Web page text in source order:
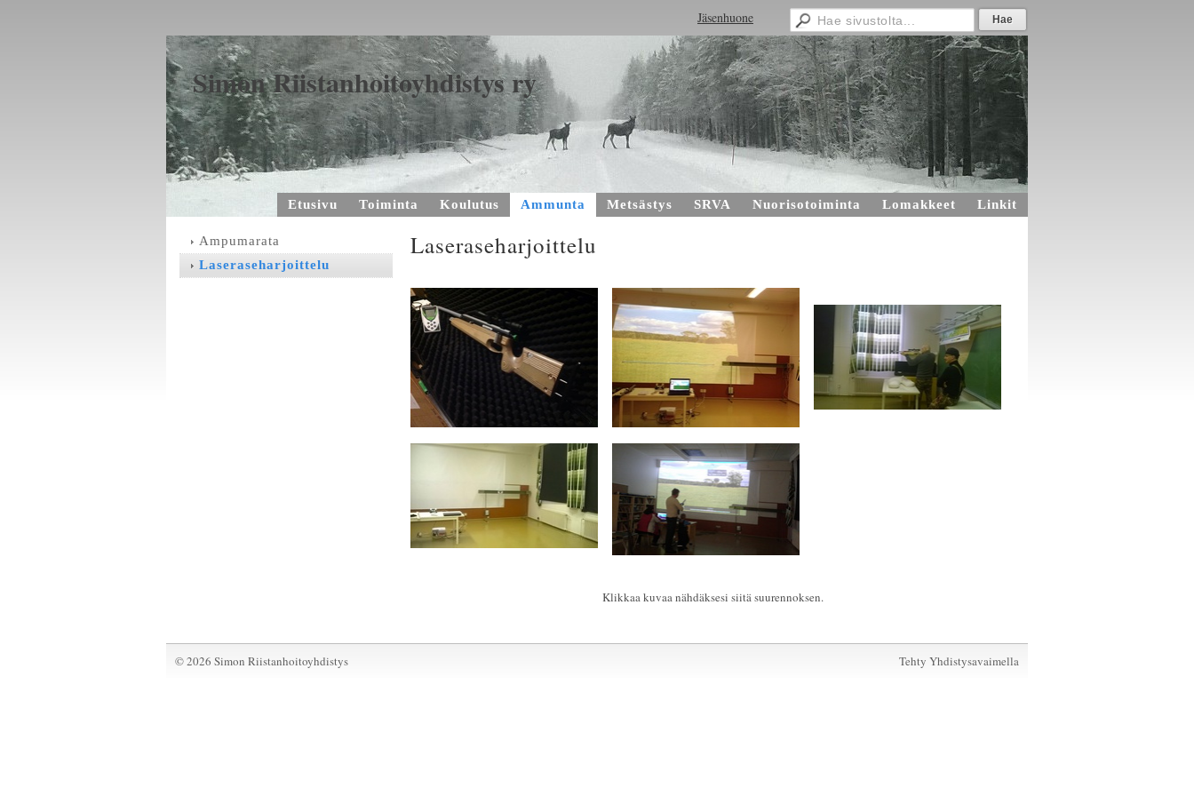
Jäsenhuone
Simon Riistanhoitoyhdistys ry
Etusivu Toiminta Koulutus Ammunta Metsästys SRVA Nuorisotoiminta Lomakkeet Linkit
Laseraseharjoittelu
Klikkaa kuvaa nähdäksesi siitä suurennoksen.
Ampumarata
Laseraseharjoittelu
Tehty Yhdistysavaimella
©2026 Simon Riistanhoitoyhdistys